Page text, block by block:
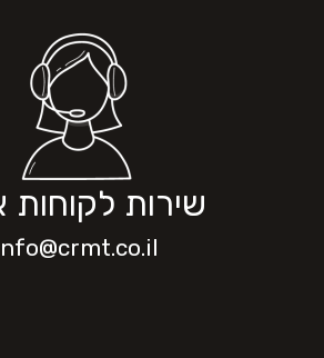
שירות לקוחות